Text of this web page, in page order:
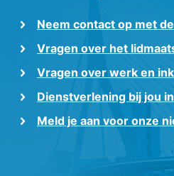
Neem contact op met
Vragen over het
Vragen over werk en
Dienstverlening bij jou
Meld je aan voor onze